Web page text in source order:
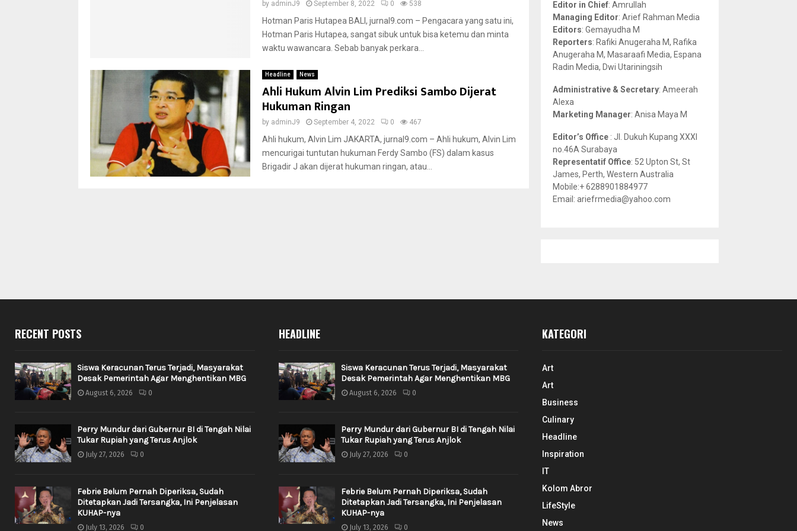
by adminJ9 September 8, 2022 0 538
Hotman Paris Hutapea BALI, jurnal9.com – Pengacara yang satu ini,
Hotman Paris Hutapea, sangat sibuk untuk bisa ketemu dan minta
waktu wawancara. Sebab banyak perkara...
Headline News
Ahli Hukum Alvin Lim Prediksi Sambo Dijerat
Hukuman Ringan
by adminJ9 September 4, 2022 0 467
Ahli hukum, Alvin Lim JAKARTA, jurnal9.com – Ahli hukum, Alvin Lim
mencurigai tuntutan hukuman Ferdy Sambo (FS) dalam kasus
Brigadir J akan dijerat hukuman ringan, atau...
r
:
R
H
Editor in Chief: Amrullah
Managing Editor: Arief Rahman Media
Editors: Gemayudha M
Reporters: Rafiki Anugeraha M, Rafika
Anugeraha M, Masaraafi Media, Espana
Radin Media, Dwi Utariningsih
Administrative & Secretary: Ameerah
Alexa
Marketing Manager: Anisa Maya M
Editor’s Office : Jl. Dukuh Kupang XXXI
no.46A Surabaya
Representatif Office: 52 Upton St, St
James, Perth, Western Australia
Mobile:+ 6288901884977
Email: ariefrmedia@yahoo.com
RECENT POSTS
Siswa Keracunan Terus Terjadi, Masyarakat
Desak Pemerintah Agar Menghentikan MBG
August 6, 2026 0
Perry Mundur dari Gubernur BI di Tengah Nilai
Tukar Rupiah yang Terus Anjlok
July 27, 2026 0
Febrie Belum Pernah Diperiksa, Sudah
Ditetapkan Jadi Tersangka, Ini Penjelasan
KUHAP-nya
July 13, 2026 0
HEADLINE
Siswa Keracunan Terus Terjadi, Masyarakat
Desak Pemerintah Agar Menghentikan MBG
August 6, 2026 0
Perry Mundur dari Gubernur BI di Tengah Nilai
Tukar Rupiah yang Terus Anjlok
July 27, 2026 0
Febrie Belum Pernah Diperiksa, Sudah
Ditetapkan Jadi Tersangka, Ini Penjelasan
KUHAP-nya
July 13, 2026 0
KATEGORI
Art
Art
Business
Culinary
Headline
Inspiration
IT
Kolom Abror
LifeStyle
News